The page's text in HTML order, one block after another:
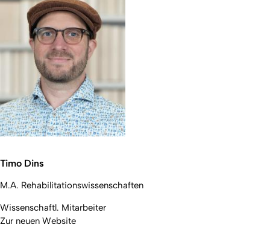
Timo Dins
M.A. Rehabilitationswissenschaften
Wissenschaftl. Mitarbeiter
Zur neuen Website